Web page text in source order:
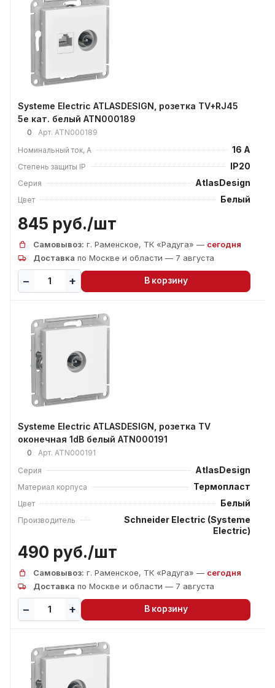
Systeme Electric ATLASDESIGN, розетка TV+RJ45
5е кат. белый ATN000189
0 Арт. ATN000189
Номинальный ток, А
16 А
Степень защиты IP IP20
Серия AtlasDesign
Цвет Белый
845 руб./шт
Самовывоз: г. Раменское, ТК «Радуга» — сегодня
Доставка по Москве и области — 7 августа
В корзину
Systeme Electric ATLASDESIGN, розетка TV
оконечная 1dB белый ATN000191
0 Арт. ATN000191
Серия
AtlasDesign
Материал корпуса Термопласт
Цвет Белый
Производитель
Schneider Electric (Systeme
Electric)
490 руб./шт
Самовывоз: г. Раменское, ТК «Радуга» — сегодня
Доставка по Москве и области — 7 августа
В корзину